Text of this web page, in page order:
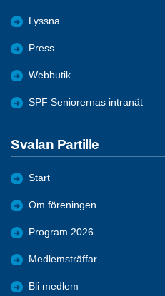
Lyssna
Press
Webbutik
SPF Seniorernas intranät
Svalan Partille
Start
Om föreningen
Program 2026
Medlemsträffar
Bli medlem